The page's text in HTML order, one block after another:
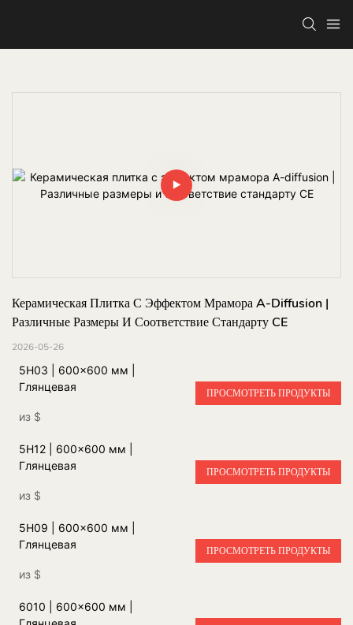
Керамическая Плитка С Эффектом Мрамора A-Diffusion |
Различные Размеры И Соответствие Стандарту CE
2026-05-26
5H03 | 600x600 мм |
Глянцевая
из $
ПРОСМОТРЕТЬ ПРОДУКТЫ
5H12 | 600x600 мм |
Глянцевая
из $
ПРОСМОТРЕТЬ ПРОДУКТЫ
5H09 | 600x600 мм |
Глянцевая
из $
ПРОСМОТРЕТЬ ПРОДУКТЫ
6010 | 600x600 мм |